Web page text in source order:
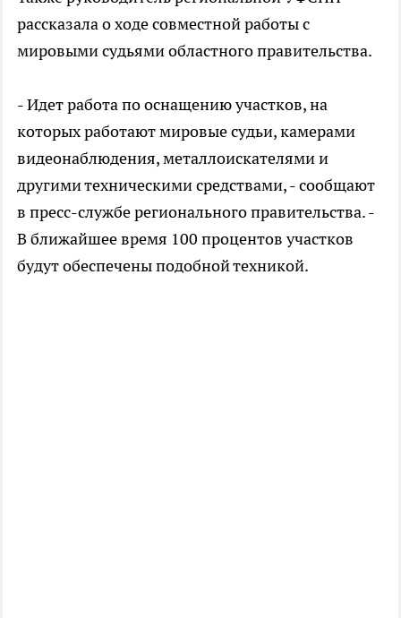
рассказала о ходе совместной работы с
мировыми судьями областного правительства.
- Идет работа по оснащению участков, на
которых работают мировые судьи, камерами
видеонаблюдения, металлоискателями и
другими техническими средствами, - сообщают
в пресс-службе регионального правительства. -
В ближайшее время 100 процентов участков
будут обеспечены подобной техникой.